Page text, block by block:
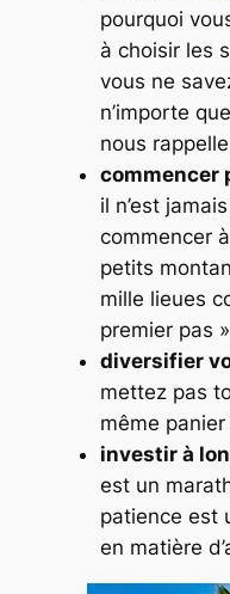
pourquoi
à choisir les
vous ne
n’importe
nous
commencer
il n’est
commencer
petits
mille lieues
premier pas
diversifier
mettez pas
même
investir à
est un
patience est
en matière